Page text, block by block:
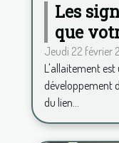
Les
que
pour le
Jeudi 22 février
L'allaitement
développement
du lien...